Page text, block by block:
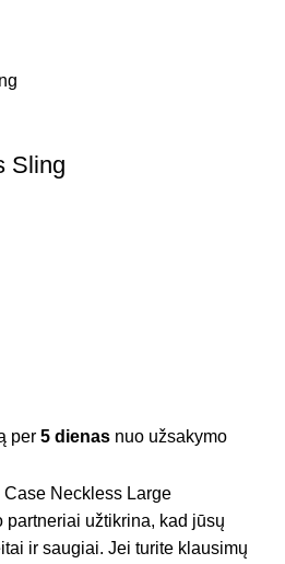
Sling
per5 dienas nuo užsakymo
partneriai užtikrina, kad jūsų
ir saugiai. Jei turite klausimų